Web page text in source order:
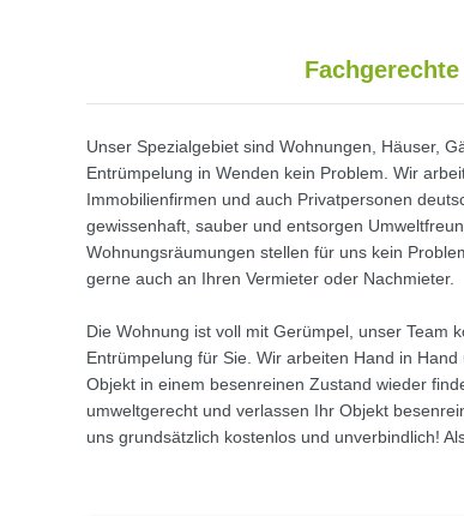
Unser Spezialgebiet sind Wohnungen, Häuser,
Entrümpelung in Wenden kein Problem. Wir
Immobilienfirmen und auch Privatpersonen
gewissenhaft, sauber und entsorgen
Wohnungsräumungen stellen für uns kein
gerne auch an Ihren Vermieter oder Nachmieter.
Die Wohnung ist voll mit Gerümpel, unser Team
Entrümpelung für Sie. Wir arbeiten Hand in
Objekt in einem besenreinen Zustand wieder
umweltgerecht und verlassen Ihr Objekt
uns grundsätzlich kostenlos und unverbindlich!